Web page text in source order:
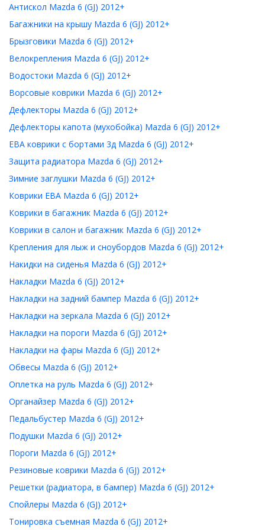
Антискол Mazda 6 (GJ) 2012+
Багажники на крышу Mazda 6 (GJ) 2012+
Брызговики Mazda 6 (GJ) 2012+
Велокрепления Mazda 6 (GJ) 2012+
Водостоки Mazda 6 (GJ) 2012+
Ворсовые коврики Mazda 6 (GJ) 2012+
Дефлекторы Mazda 6 (GJ) 2012+
Дефлекторы капота (мухобойка) Mazda 6 (GJ) 2012+
ЕВА коврики с бортами 3д Mazda 6 (GJ) 2012+
Защита радиатора Mazda 6 (GJ) 2012+
Зимние заглушки Mazda 6 (GJ) 2012+
Коврики ЕВА Mazda 6 (GJ) 2012+
Коврики в багажник Mazda 6 (GJ) 2012+
Коврики в салон и багажник Mazda 6 (GJ) 2012+
Крепления для лыж и сноубордов Mazda 6 (GJ) 2012+
Накидки на сиденья Mazda 6 (GJ) 2012+
Накладки Mazda 6 (GJ) 2012+
Накладки на задний бампер Mazda 6 (GJ) 2012+
Накладки на зеркала Mazda 6 (GJ) 2012+
Накладки на пороги Mazda 6 (GJ) 2012+
Накладки на фары Mazda 6 (GJ) 2012+
Обвесы Mazda 6 (GJ) 2012+
Оплетка на руль Mazda 6 (GJ) 2012+
Органайзер Mazda 6 (GJ) 2012+
Педальбустер Mazda 6 (GJ) 2012+
Подушки Mazda 6 (GJ) 2012+
Пороги Mazda 6 (GJ) 2012+
Резиновые коврики Mazda 6 (GJ) 2012+
Решетки (радиатора, в бампер) Mazda 6 (GJ) 2012+
Спойлеры Mazda 6 (GJ) 2012+
Тонировка съемная Mazda 6 (GJ) 2012+